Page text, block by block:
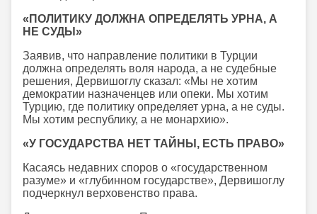
«ПОЛИТИКУ ДОЛЖНА ОПРЕДЕЛЯТЬ УРНА, А
НЕ СУДЫ»
Заявив, что направление политики в Турции
должна определять воля народа, а не судебные
решения, Дервишоглу сказал: «Мы не хотим
демократии назначенцев или опеки. Мы хотим
Турцию, где политику определяет урна, а не суды.
Мы хотим республику, а не монархию».
«У ГОСУДАРСТВА НЕТ ТАЙНЫ, ЕСТЬ ПРАВО»
Касаясь недавних споров о «государственном
разуме» и «глубинном государстве», Дервишоглу
подчеркнул верховенство права.